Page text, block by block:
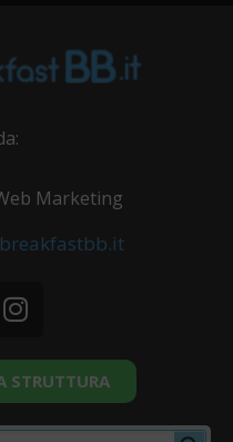
Marketing
STRUTTURA